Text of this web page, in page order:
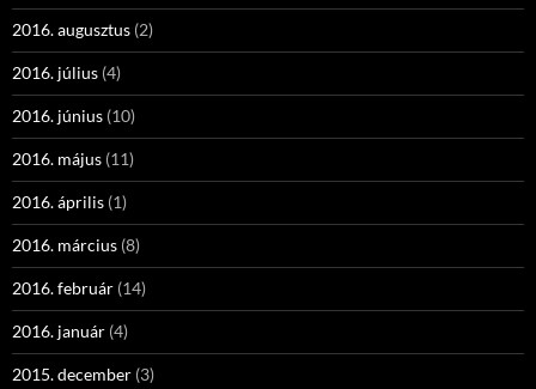
2016. augusztus (2)
2016. július (4)
2016. június (10)
2016. május (11)
2016. április (1)
2016. március (8)
2016. február (14)
2016. január (4)
2015. december (3)